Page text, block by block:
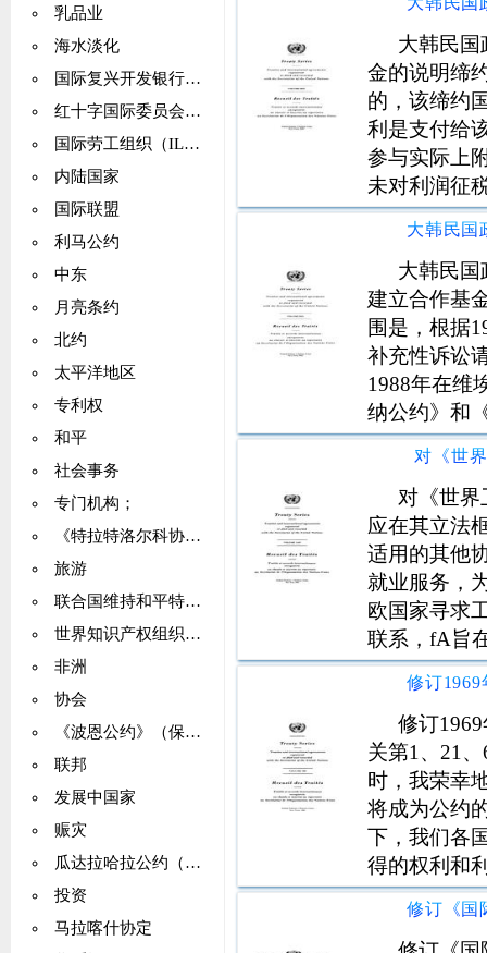
乳品业
海水淡化
国际复兴开发银行（IBRD）
红十字国际委员会（ICRC）
国际劳工组织（ILO）
内陆国家
国际联盟
利马公约
中东
月亮条约
北约
太平洋地区
专利权
和平
社会事务
专门机构；
《特拉特洛尔科协定》（列为《特拉特洛尔科条约》）
旅游
联合国维持和平特派团
世界知识产权组织（WIPO）
非洲
协会
《波恩公约》（保护移栖物种）
联邦
发展中国家
赈灾
瓜达拉哈拉公约（国际空运）
投资
马拉喀什协定
大韩民国
金的说明缔
的，该缔约
利是支付给
参与实际上
未对利润征
部或部分来
重征税：a
况下影响在
大韩民国
建立合作基
围是，根据
补充性诉讼
1988年在维
纳公约》和
革提供项目
银行之间的
的贷
对《世
对《世界
应在其立法
适用的其他
就业服务，
欧国家寻求
联系，fA旨
业服务来做
工，他们与
阿拉伯国家
修订
关第1、21
时，我荣幸
将成为公约
下，我们各
得的权利和
以及另一国
适当地通知